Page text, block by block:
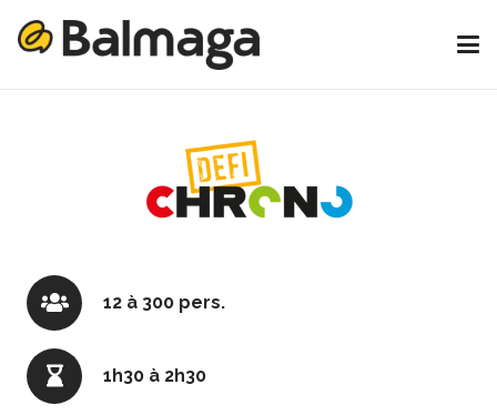
12 à 300 pers.
1h30 à 2h30